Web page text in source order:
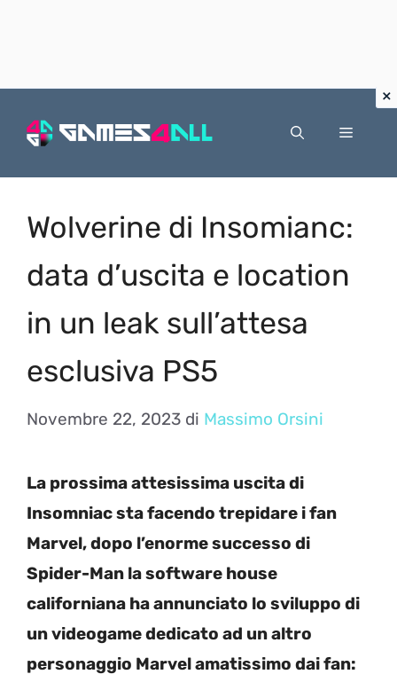
Menu
Wolverine di Insomianc:
data d’uscita e location
in un leak sull’attesa
esclusiva PS5
Novembre 22, 2023 di Massimo Orsini
La prossima attesissima uscita di
Insomniac sta facendo trepidare i fan
Marvel, dopo l’enorme successo di
Spider-Man la software house
californiana ha annunciato lo sviluppo di
un videogame dedicato ad un altro
personaggio Marvel amatissimo dai fan: